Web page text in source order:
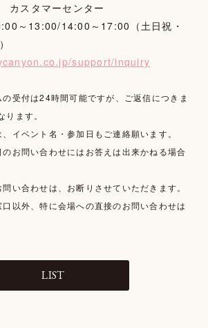
カスタマーセンター
～13:00/14:00～17:00（土日祝・
support/inquiry
受付は24時間可能ですが、ご返信につきま
ります。
イベント名・参加日もご連絡願います。
お問い合わせにはお答えは出来かねる場合
い合わせは、お断りさせていただきます。
以外、特に会場への直接のお問い合わせは
LIST